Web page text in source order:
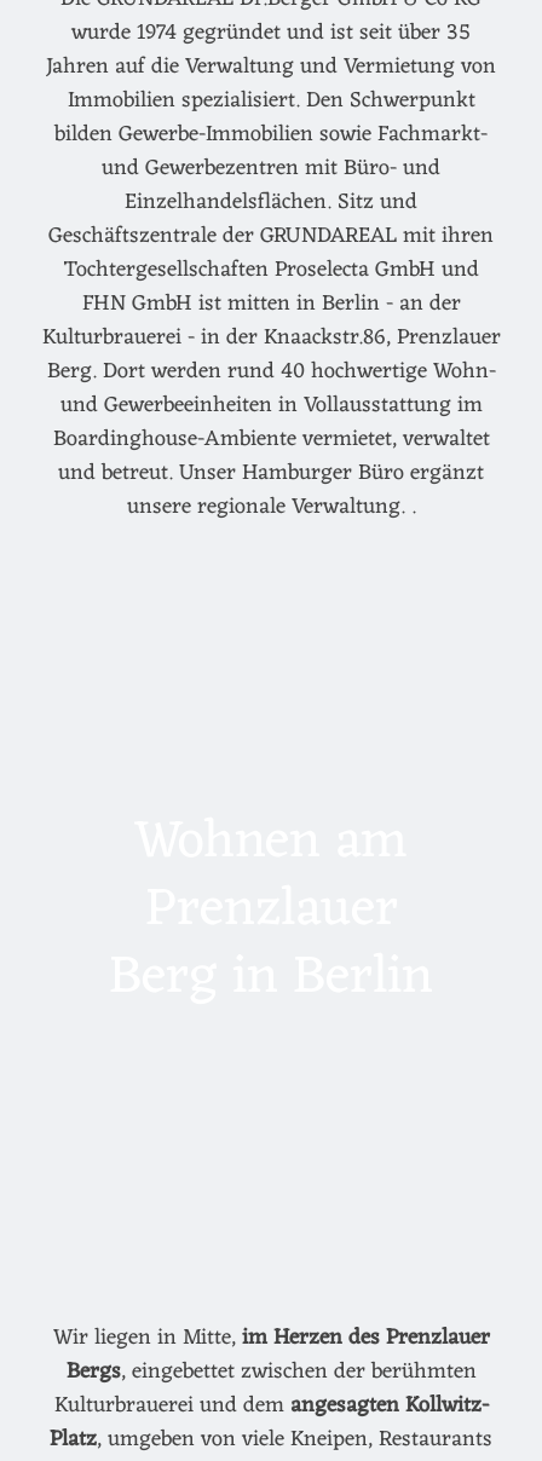
wurde 1974 gegründet und ist seit über 35
Jahren auf die Verwaltung und Vermietung von
Immobilien spezialisiert. Den Schwerpunkt
bilden Gewerbe-Immobilien sowie Fachmarkt-
und Gewerbezentren mit Büro- und
Einzelhandelsflächen. Sitz und
Geschäftszentrale der GRUNDAREAL mit ihren
Tochtergesellschaften Proselecta GmbH und
FHN GmbH ist mitten in Berlin - an der
Kulturbrauerei - in der Knaackstr.86, Prenzlauer
Berg. Dort werden rund 40 hochwertige Wohn-
und Gewerbeeinheiten in Vollausstattung im
Boardinghouse-Ambiente vermietet, verwaltet
und betreut. Unser Hamburger Büro ergänzt
unsere regionale Verwaltung. .
Wir liegen in Mitte,im Herzen des Prenzlauer
Bergs, eingebettet zwischen der berühmten
Kulturbrauerei und demangesagten Kollwitz-
Platz, umgeben von viele Kneipen, Restaurants